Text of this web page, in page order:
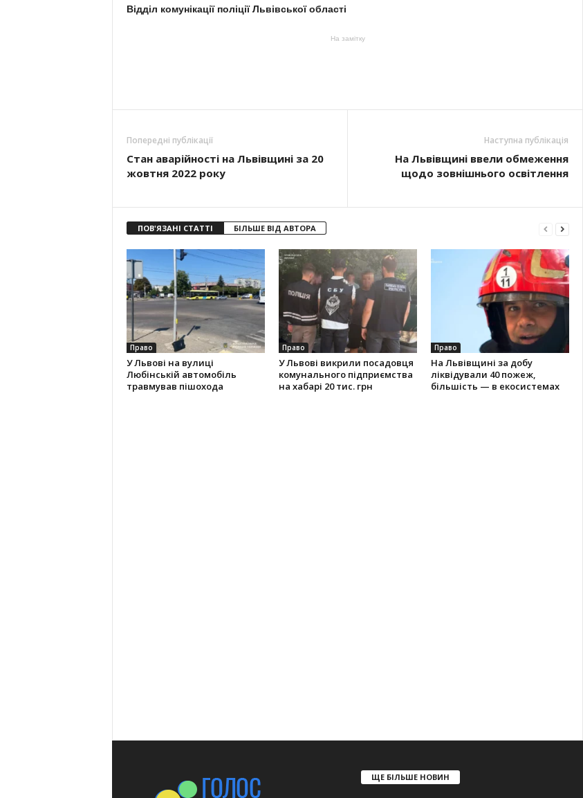
Відділ комунікації поліції Львівської області
На замітку
Попередні публікації
Стан аварійності на Львівщині за 20
жовтня 2022 року
Наступна публікація
На Львівщині ввели обмеження
щодо зовнішнього освітлення
ПОВ'ЯЗАНІ СТАТТІ БІЛЬШЕ ВІД АВТОРА
Право
У Львові на вулиці
Любінській автомобіль
травмував пішохода
Право
У Львові викрили посадовця
комунального підприємства
на хабарі 20 тис. грн
Право
На Львівщині за добу
ліквідували 40 пожеж,
більшість — в екосистемах
ЩЕ БІЛЬШЕ НОВИН